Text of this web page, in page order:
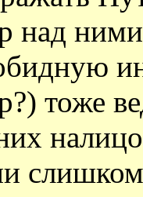
ними
тоже